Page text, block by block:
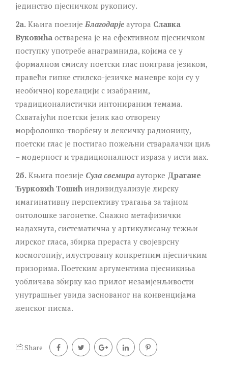
јединство пјесничком рукопису.
2а. Књига поезијеБлагодарје аутора Славка
Вуковића остварена је на ефективном пјесничком
поступку употребе анаграмнида, којима се у
формалном смислу поетски глас поиграва језиком,
правећи гипке стилско-језичке маневре који су у
необичној корелацији с изабраним,
традиционалистички интонираним темама.
Схватајући поетски језик као отворену
морфолошко-творбену и лексичку радионицу,
поетски глас је постигао пожељни стваралачки циљ
– модерност и традиционалност израза у исти мах.
2б. Књига поезије Суза свемира ауторке Драгане
Ђурковић Тошић индивидуализује лирску
имагинативну перспективу трагања за тајном
онтолошке загонетке. Снажно метафизички
надахнута, систематична у артикулисању тежњи
лирског гласа, збирка прераста у својеврсну
космогонију, илустровану конкретним пјесничким
призорима. Поетским аргументима пјесникиња
уобличава збирку као прилог незамјенљивости
унутрашњег увида заснованог на конвенцијама
женског писма.
Share